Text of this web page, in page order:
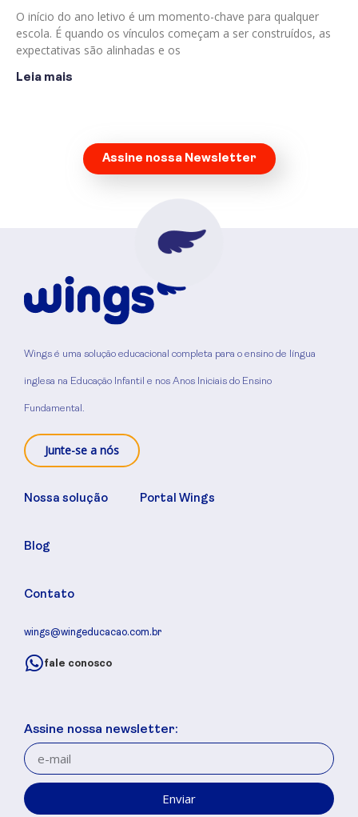
O início do ano letivo é um momento-chave para qualquer
escola. É quando os vínculos começam a ser construídos, as
expectativas são alinhadas e os
Leia mais
Assine nossa Newsletter
Wings é uma solução educacional completa para o ensino de língua
inglesa na Educação Infantil e nos Anos Iniciais do Ensino
Fundamental.
Junte-se a nós
Nossa solução
Blog
Contato
Portal Wings
wings@wingeducacao.com.br
fale conosco
Assine nossa newsletter:
Enviar